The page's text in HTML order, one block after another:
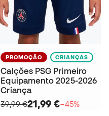
PROMOÇÃO CRIANÇAS
Calções PSG Primeiro
Equipamento 2025-2026
Criança
39,99 €21,99 €−45%